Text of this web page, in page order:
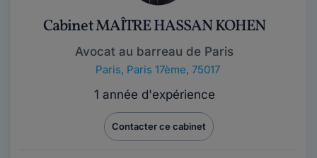
Cabinet MAÎTRE HASSAN KOHEN
Avocat au barreau de Paris
Paris, Paris 17ème, 75017
1 année d'expérience
Contacter ce cabinet